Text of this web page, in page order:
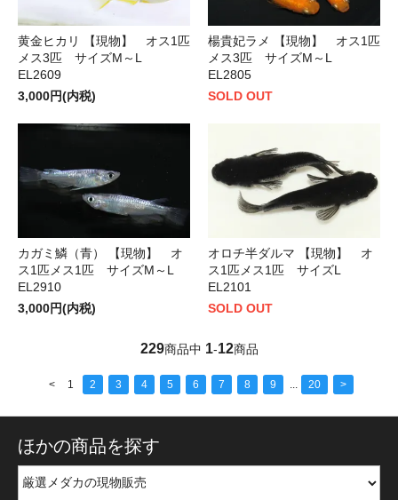
黄金ヒカリ 【現物】 オス1匹
メス3匹 サイズM～L
EL2609
3,000円(内税)
楊貴妃ラメ 【現物】 オス1匹
メス3匹 サイズM～L
EL2805
SOLD OUT
カガミ鱗（青） 【現物】 オ
ス1匹メス1匹 サイズM～L
EL2910
3,000円(内税)
オロチ半ダルマ 【現物】 オ
ス1匹メス1匹 サイズL
EL2101
SOLD OUT
229商品中 1-12商品
< 1 2 3 4 5 6 7 8 9 ... 20 >
ほかの商品を探す